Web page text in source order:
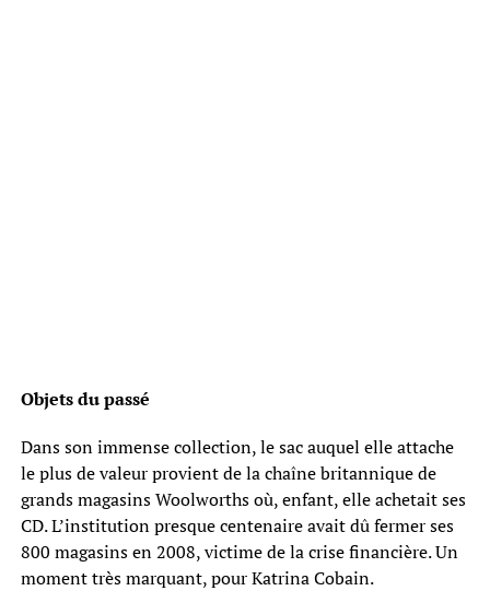
Objets du passé
Dans son immense collection, le sac auquel elle attache
le plus de valeur provient de la chaîne britannique de
grands magasins Woolworths où, enfant, elle achetait ses
CD. L’institution presque centenaire avait dû fermer ses
800 magasins en 2008, victime de la crise financière. Un
moment très marquant, pour Katrina Cobain.